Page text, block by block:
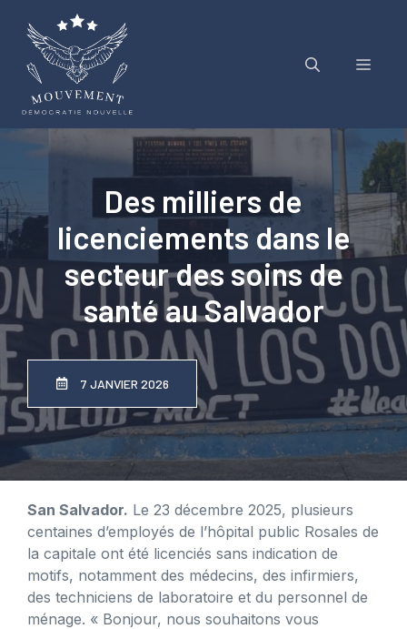
contenu
Menu
Des milliers de
licenciements dans le
secteur des soins de
santé au Salvador
7 JANVIER 2026
San Salvador. Le 23 décembre 2025, plusieurs
centaines d’employés de l’hôpital public Rosales de
la capitale ont été licenciés sans indication de
motifs, notamment des médecins, des infirmiers,
des techniciens de laboratoire et du personnel de
ménage. « Bonjour, nous souhaitons vous